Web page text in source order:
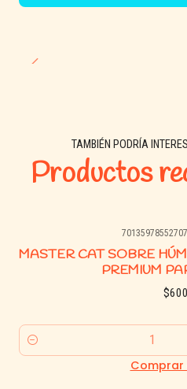
TAMBIÉN PODRÍA
Productos
70135978552707
MASTER CAT SOBRE
PREMIUM
$600
Cantidad
Comprar